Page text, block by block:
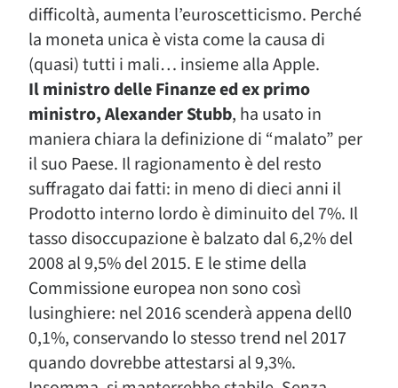
difficoltà, aumenta l’euroscetticismo. Perché
la moneta unica è vista come la causa di
(quasi) tutti i mali… insieme alla Apple.
Il ministro delle Finanze ed ex primo
ministro, Alexander Stubb, ha usato in
maniera chiara la definizione di “malato” per
il suo Paese. Il ragionamento è del resto
suffragato dai fatti: in meno di dieci anni il
Prodotto interno lordo è diminuito del 7%. Il
tasso disoccupazione è balzato dal 6,2% del
2008 al 9,5% del 2015. E le stime della
Commissione europea non sono così
lusinghiere: nel 2016 scenderà appena dell0
0,1%, conservando lo stesso trend nel 2017
quando dovrebbe attestarsi al 9,3%.